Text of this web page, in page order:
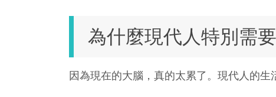
為什麼現代人特別需
因為現在的大腦，真的太累了。現代人的生